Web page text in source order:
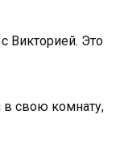
Викторией. Это
в свою комнату,